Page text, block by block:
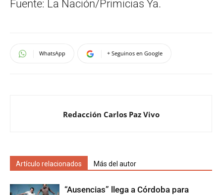
Fuente: La Nación/Primicias Ya.
WhatsApp + Seguinos en Google
Redacción Carlos Paz Vivo
Artículo relacionados Más del autor
“Ausencias” llega a Córdoba para